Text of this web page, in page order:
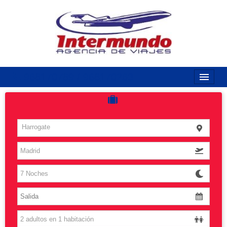
Costas
Vuelos
Islas
Caribe
Grandes Viajes
Harrogate